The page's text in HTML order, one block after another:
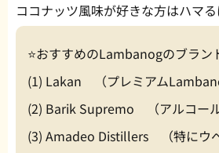
ココナッツ風味が好きな方はハマ
⭐️おすすめのLambanogのブラン
(1) Lakan （プレミアム
(2) Barik Supremo （アルコール
(3) Amadeo Distillers （特にウ